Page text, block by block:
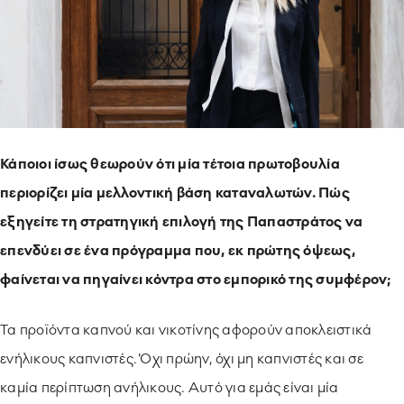
Κάποιοι ίσως θεωρούν ότι μία τέτοια πρωτοβουλία
περιορίζει μία μελλοντική βάση καταναλωτών. Πώς
εξηγείτε τη στρατηγική επιλογή της Παπαστράτος να
επενδύει σε ένα πρόγραμμα που, εκ πρώτης όψεως,
φαίνεται να πηγαίνει κόντρα στο εμπορικό της συμφέρον;
Τα προϊόντα καπνού και νικοτίνης αφορούν αποκλειστικά
ενήλικους καπνιστές. Όχι πρώην, όχι μη καπνιστές και σε
καμία περίπτωση ανήλικους. Αυτό για εμάς είναι μία